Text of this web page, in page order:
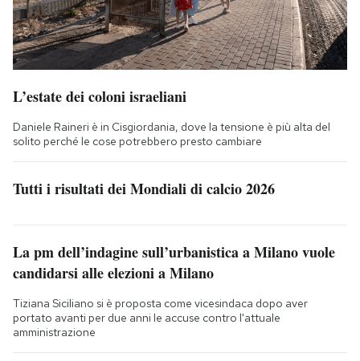
L’estate dei coloni israeliani
Daniele Raineri è in Cisgiordania, dove la tensione è più alta del
solito perché le cose potrebbero presto cambiare
Tutti i risultati dei Mondiali di calcio 2026
La pm dell’indagine sull’urbanistica a Milano vuole
candidarsi alle elezioni a Milano
Tiziana Siciliano si è proposta come vicesindaca dopo aver
portato avanti per due anni le accuse contro l'attuale
amministrazione